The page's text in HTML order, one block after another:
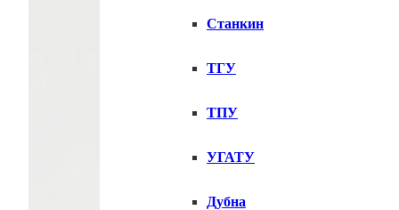
Станкин
ТГУ
ТПУ
УГАТУ
Дубна